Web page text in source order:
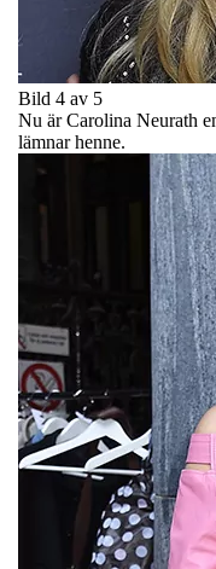
Bild 4 av 5
Nu är Carolina Neurath
lämnar henne.